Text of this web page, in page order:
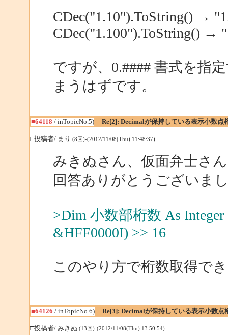
CDec("1.10").ToString() →
CDec("1.100").ToString() →
ですが、0.#### 書式を指
まうはずです。
■64118 / inTopicNo.5) Re[2]: Decimalが保持している表示小数点
□投稿者/ まり (8回)-(2012/11/08(Thu) 11:48:37)
みきぬさん、仮面弁士さん
回答ありがとうございま
>Dim 小数部桁数 As Integer
&HFF0000I) >> 16
このやり方で桁数取得で
■64126 / inTopicNo.6) Re[3]: Decimalが保持している表示小数点
□投稿者/ みきぬ (13回)-(2012/11/08(Thu) 13:50:54)